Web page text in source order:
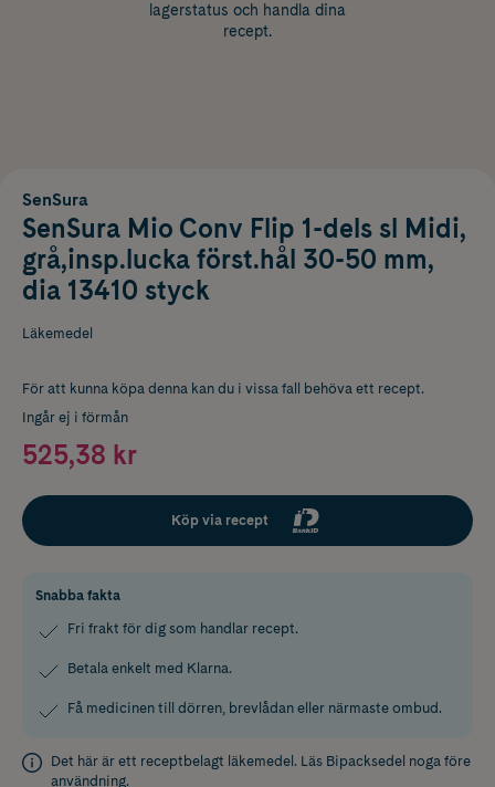
lagerstatus och handla dina
recept.
SenSura
SenSura Mio Conv Flip 1-dels sl Midi,
grå,insp.lucka först.hål 30-50 mm,
dia 13410 styck
Läkemedel
För att kunna köpa denna kan du i vissa fall behöva ett recept.
Ingår ej i förmån
525,38 kr
Köp via recept
Snabba fakta
Fri frakt för dig som handlar recept.
Betala enkelt med Klarna.
Få medicinen till dörren, brevlådan eller närmaste ombud.
Det här är ett receptbelagt läkemedel. Läs Bipacksedel noga före
användning.